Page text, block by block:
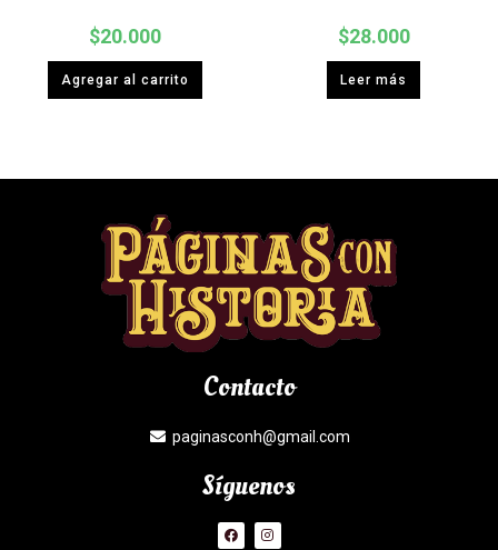
$20.000
Agregar al carrito
$28.000
Leer más
Contacto
paginasconh@gmail.com
Síguenos